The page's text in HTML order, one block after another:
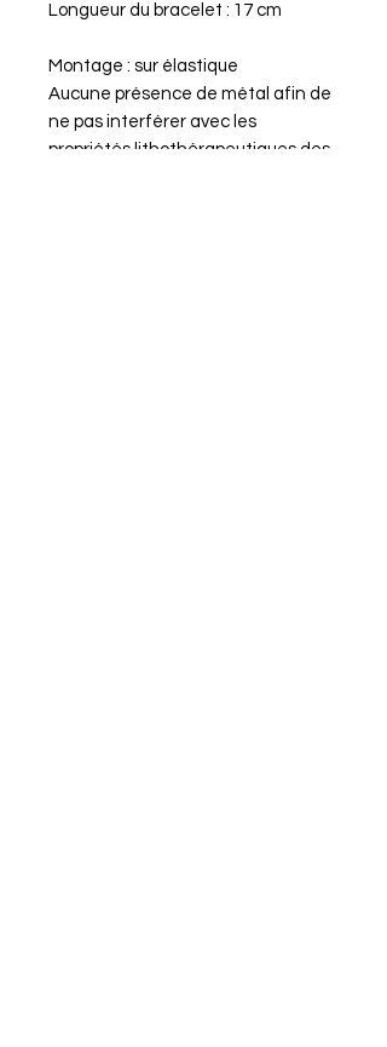
Longueur du bracelet : 17 cm
Montage : sur élastique
Aucune présence de métal afin de
ne pas interférer avec les
propriétés lithothérapeutiques des